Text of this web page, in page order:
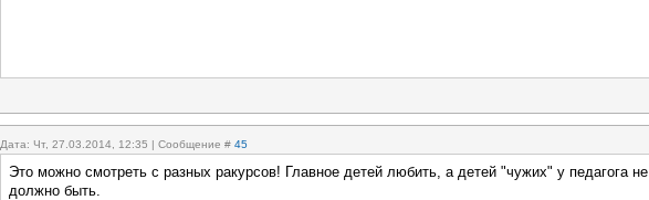
Дата: Чт, 27.03.2014, 12:35 | Сообщение # 45
Это можно смотреть с разных ракурсов! Главное детей любить, а детей "чужих" у педагога не
должно быть.